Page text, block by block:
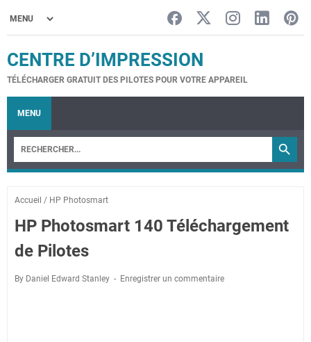
CENTRE D’IMPRESSION
TÉLÉCHARGER GRATUIT DES PILOTES POUR VOTRE APPAREIL
MENU
Accueil / HP Photosmart
HP Photosmart 140 Téléchargement
de Pilotes
By Daniel Edward Stanley Enregistrer un commentaire